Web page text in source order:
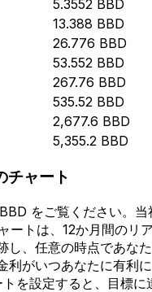
5.3552 BBD
13.388 BBD
26.776 BBD
53.552 BBD
267.76 BBD
535.52 BBD
2,677.6 BBD
5,355.2 BBD
チャート
をご覧ください。当
ートは、12か月間のリ
し、任意の時点であな
利がいつあなたに有利
を設定すると、目標に